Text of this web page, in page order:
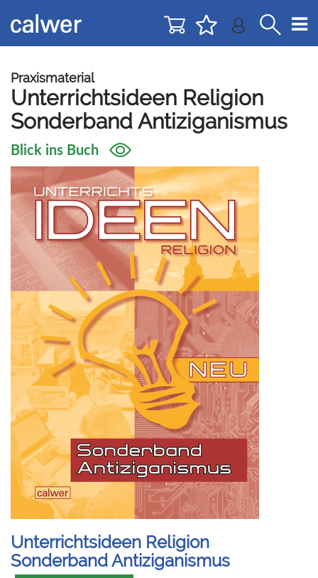
zur
Navigation
zum
Inhalt
Praxismaterial
Unterrichtsideen Religion
Sonderband Antiziganismus
Blick ins Buch
Unterrichtsideen Religion
Sonderband Antiziganismus